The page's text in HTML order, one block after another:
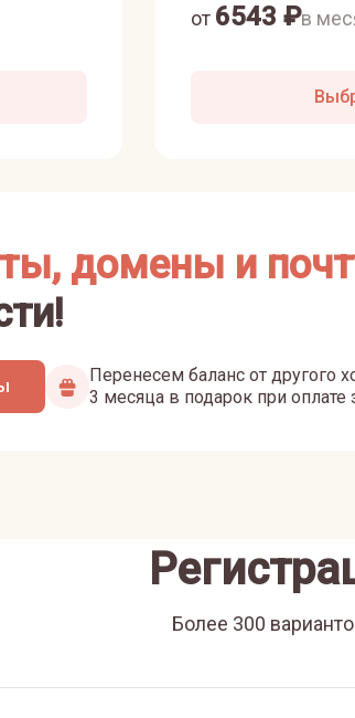
от 6543 ₽в
домены и
Перенесем баланс от другого
3 месяца в подарок при оплате
Более 300